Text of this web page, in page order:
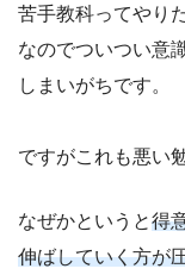
苦手教科ってやり
なのでついつい意
しまいがちです。
ですがこれも悪い
なぜかというと得
伸ばしていく方が